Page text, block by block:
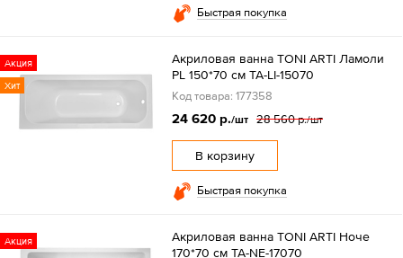
Быстрая покупка
Акция
Хит
Акриловая ванна TONI ARTI Ламоли
PL 150*70 см TA-LI-15070
Код товара: 177358
24 620 р./шт 28 560 р./шт
В корзину
Быстрая покупка
Акция
Акриловая ванна TONI ARTI Ноче
170*70 см TA-NE-17070